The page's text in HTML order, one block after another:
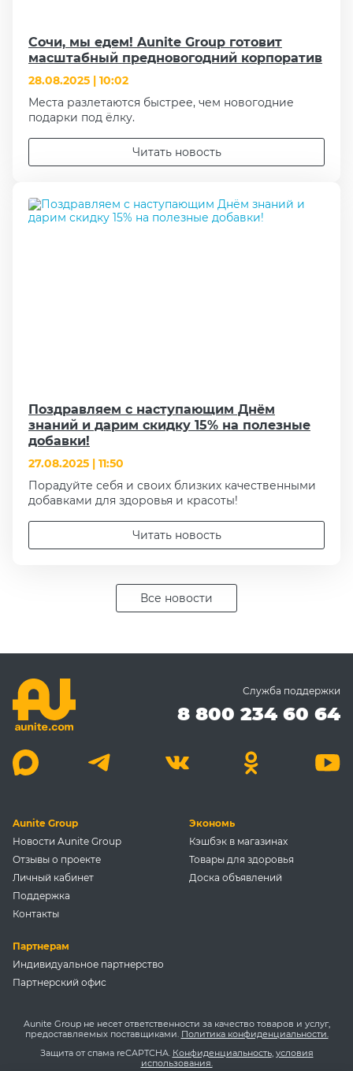
Сочи, мы едем! Aunite Group готовит
масштабный предновогодний корпоратив
28.08.2025 | 10:02
Места разлетаются быстрее, чем новогодние
подарки под ёлку.
Читать новость
Поздравляем с наступающим Днём
знаний и дарим скидку 15% на полезные
добавки!
27.08.2025 | 11:50
Порадуйте себя и своих близких качественными
добавками для здоровья и красоты!
Читать новость
Все новости
Служба поддержки
8 800 234 60 64
Aunite Group
Новости Aunite Group
Отзывы о проекте
Личный кабинет
Поддержка
Контакты
Экономь
Кэшбэк в магазинах
Товары для здоровья
Доска объявлений
Партнерам
Индивидуальное партнерство
Партнерский офис
Aunite Group не несет ответственности за качество товаров и услуг,
предоставляемых поставщиками. Политика конфиденциальности.
Защита от спама reCAPTCHA. Конфиденциальность, условия
использования.